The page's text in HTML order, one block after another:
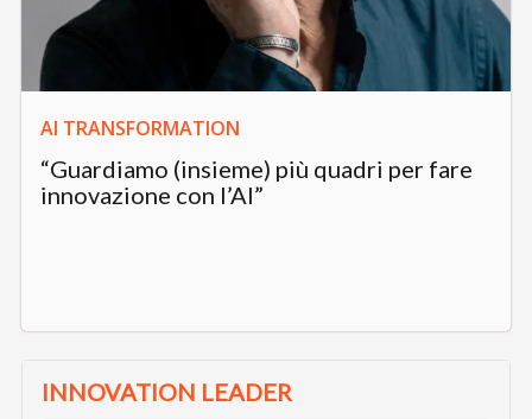
AI TRANSFORMATION
“Guardiamo (insieme) più quadri per fare
innovazione con l’AI”
INNOVATION LEADER